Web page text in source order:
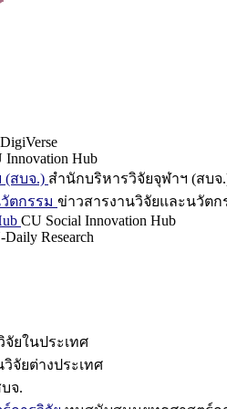
Innovation Hub
(สบจ.) สำนักบริหารวิจัยจุฬาฯ (สบจ
ตกรรม ข่าวสารงานวิจัยและนวัตก
CU Social Innovation Hub
Daily Research
จัยในประเทศ
จัยต่างประเทศ
จ.